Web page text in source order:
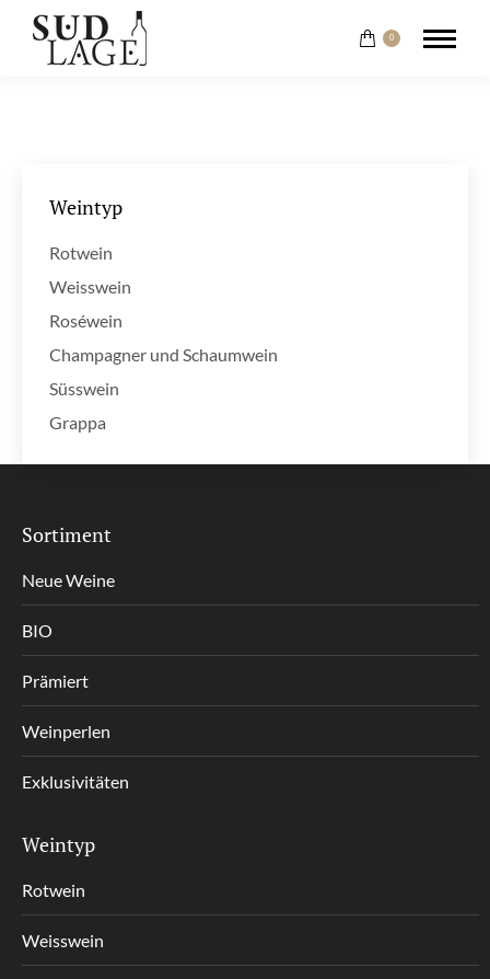
0
Weintyp
Rotwein
Weisswein
Roséwein
Champagner und Schaumwein
Süsswein
Grappa
Sortiment
Neue Weine
BIO
Prämiert
Weinperlen
Exklusivitäten
Weintyp
Rotwein
Weisswein